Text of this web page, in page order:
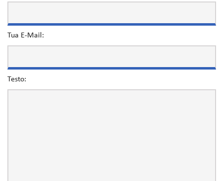
Tua E-Mail:
Testo: